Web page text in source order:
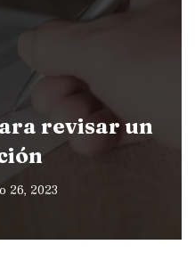
revisar un
26, 2023